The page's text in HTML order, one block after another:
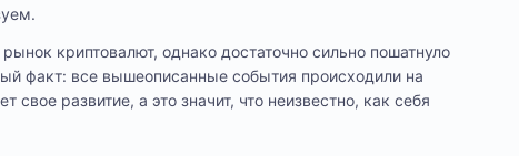
криптовалют, однако достаточно сильно пошатнуло
факт: все вышеописанные события происходили на
развитие, а это значит, что неизвестно, как себя